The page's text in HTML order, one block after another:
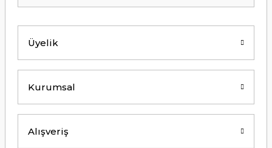
tavsiye ederim. Gayet ilgili ve
açıklayıcı bir şekilde benimle
Teşekkürler ilgi alaka süper.
Üyelik
Kurumsal
Alışveriş